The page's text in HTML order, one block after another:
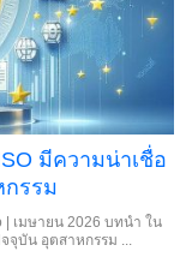
มีความน่าเชื่อ
รรม
| เมษายน 2026 บทนำ ใน
บัน อุตสาหกรรม ...